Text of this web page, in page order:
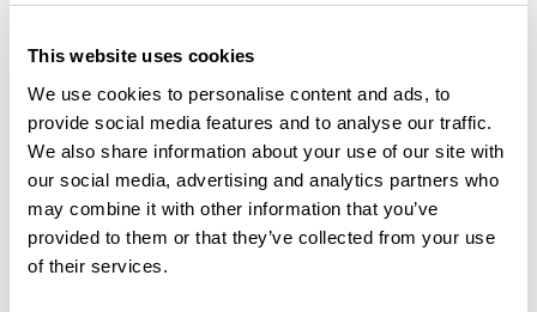
This website uses cookies
We use cookies to personalise content and ads, to
provide social media features and to analyse our traffic.
We also share information about your use of our site with
our social media, advertising and analytics partners who
may combine it with other information that you’ve
provided to them or that they’ve collected from your use
of their services.
Este recorrido aún no contiene opiniones. ¿Ya lo has
completado? ¡Deja la primera opinión!
Añadir una opinión